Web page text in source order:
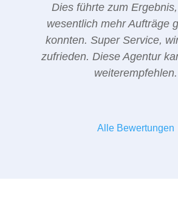
Dies führte zum
wesentlich mehr Aufträge
konnten. Super Service,
zufrieden. Diese Agentur
weiterempfehlen.
Alle Bewertungen